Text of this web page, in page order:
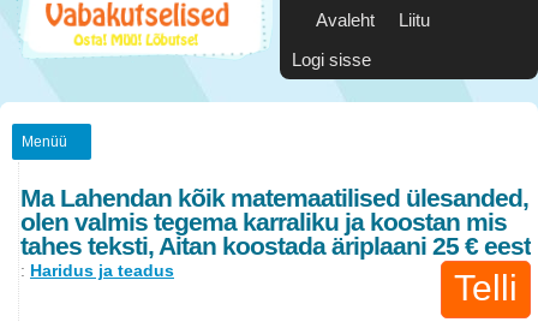
Avaleht
Liitu
Logi sisse
Menüü
Ma Lahendan kõik matemaatilised ülesanded,
olen valmis tegema karraliku ja koostan mis
tahes teksti, Aitan koostada äriplaani 25 € eest
Telli
: Haridus ja teadus